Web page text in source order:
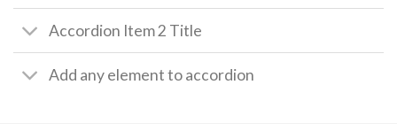
Accordion Item 2 Title
Add any element to accordion